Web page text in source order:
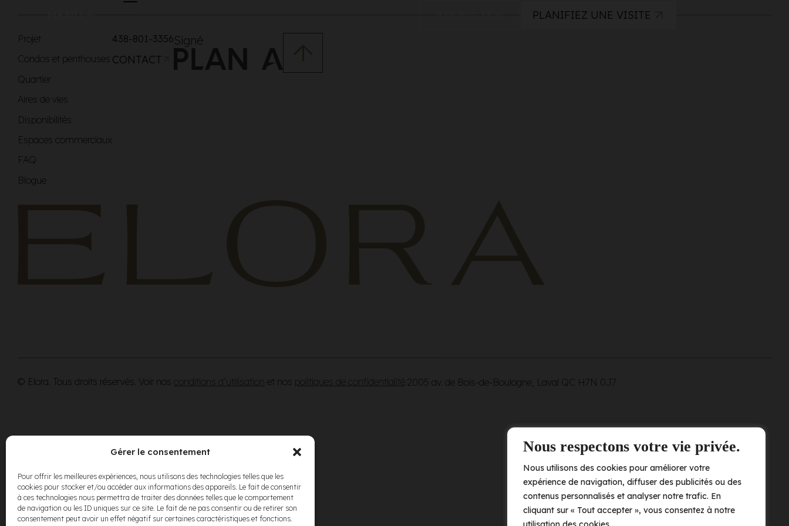
Nous respectons votre vie privée.
Nous utilisons des cookies pour améliorer votre
expérience de navigation, diffuser des publicités ou des
contenus personnalisés et analyser notre trafic. En
cliquant sur « Tout accepter », vous consentez à notre
Gérer le consentement
Pour offrir les meilleures expériences, nous utilisons des technologies telles que les
cookies pour stocker et/ou accéder aux informations des appareils. Le fait de consentir
à ces technologies nous permettra de traiter des données telles que le comportement
de navigation ou les ID uniques sur ce site. Le fait de ne pas consentir ou de retirer son
consentement peut avoir un effet négatif sur certaines caractéristiques et fonctions.
MENU PLANIFIEZ UNE VISITE
Projet
Condos et penthouses
Quartier
Aires de vies
Disponibilités
Espaces commerciaux
FAQ
Blogue
438-801-3356
CONTACT
Signé
© Elora. Tous droits réservés. Voir nos conditions d’utilisation et nos politiques de confidentialité 2005 av. de Bois-de-Boulogne, Laval QC H7N 0J7